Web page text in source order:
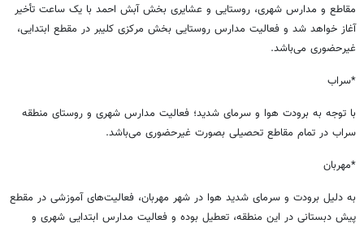
مقاطع و مدارس شهری، روستایی و عشایری بخش آبش احمد با یک ساعت تأخیر
آغاز خواهد شد و فعالیت مدارس روستایی بخش مرکزی کلیبر در مقطع ابتدایی،
غیرحضوری می‌باشد.
*سراب
با توجه به برودت هوا و سرمای شدید؛ فعالیت مدارس شهری و روستای منطقه
سراب در تمام مقاطع تحصیلی بصورت غیرحضوری می‌باشد.
*مهربان
به دلیل برودت و سرمای شدید هوا در شهر مهربان، فعالیت‌های آموزشی در مقطع
پیش دبستانی در این منطقه، تعطیل بوده و فعالیت مدارس ابتدایی شهری و